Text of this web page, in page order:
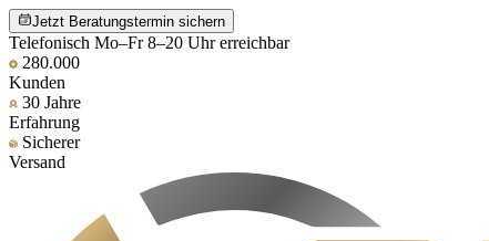
Jetzt Beratungstermin sichern
Telefonisch Mo–Fr 8–20 Uhr erreichbar
280.000
Kunden
30 Jahre
Erfahrung
Sicherer
Versand